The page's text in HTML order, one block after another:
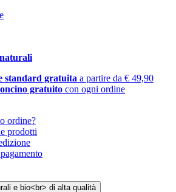
standard gratuita a partire da € 49,90
gratuito con ogni ordine
ordine?
prodotti